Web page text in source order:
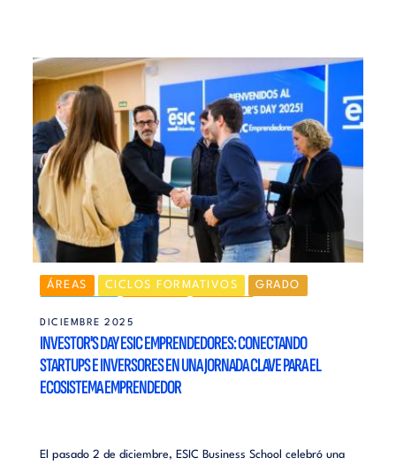
ÁREAS CICLOS FORMATIVOS
GRADO
EMPRENDIMIENTO
DICIEMBRE 2025
INVESTOR'S DAY ESIC EMPRENDEDORES: CONECTANDO
STARTUPS E INVERSORES EN UNA JORNADA CLAVE PARA EL
ECOSISTEMA EMPRENDEDOR
El pasado 2 de diciembre, ESIC Business School celebró una